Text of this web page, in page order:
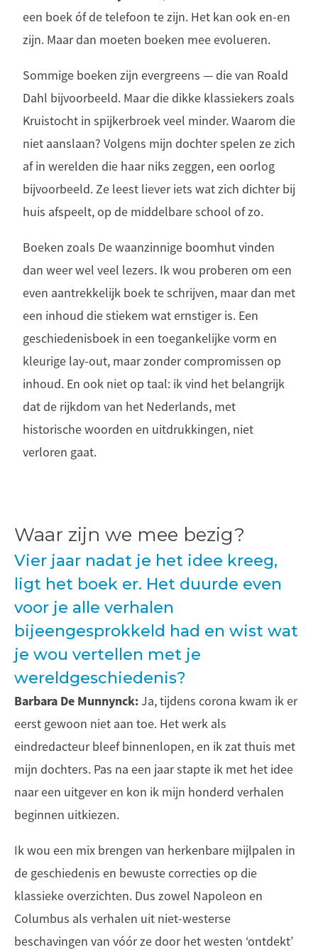
een boek óf de telefoon te zijn. Het kan ook en-en
zijn. Maar dan moeten boeken mee evolueren.
Sommige boeken zijn evergreens — die van Roald
Dahl bijvoorbeeld. Maar die dikke klassiekers zoals
Kruistocht in spijkerbroek veel minder. Waarom die
niet aanslaan? Volgens mijn dochter spelen ze zich
af in werelden die haar niks zeggen, een oorlog
bijvoorbeeld. Ze leest liever iets wat zich dichter bij
huis afspeelt, op de middelbare school of zo.
Boeken zoals De waanzinnige boomhut vinden
dan weer wel veel lezers. Ik wou proberen om een
even aantrekkelijk boek te schrijven, maar dan met
een inhoud die stiekem wat ernstiger is. Een
geschiedenisboek in een toegankelijke vorm en
kleurige lay-out, maar zonder compromissen op
inhoud. En ook niet op taal: ik vind het belangrijk
dat de rijkdom van het Nederlands, met
historische woorden en uitdrukkingen, niet
verloren gaat.
Waar zijn we mee bezig?
Vier jaar nadat je het idee kreeg,
ligt het boek er. Het duurde even
voor je alle verhalen
bijeengesprokkeld had en wist wat
je wou vertellen met je
wereldgeschiedenis?
Barbara De Munnynck:Ja, tijdens corona kwam ik er
eerst gewoon niet aan toe. Het werk als
eindredacteur bleef binnenlopen, en ik zat thuis met
mijn dochters. Pas na een jaar stapte ik met het idee
naar een uitgever en kon ik mijn honderd verhalen
beginnen uitkiezen.
Ik wou een mix brengen van herkenbare mijlpalen in
de geschiedenis en bewuste correcties op die
klassieke overzichten. Dus zowel Napoleon en
Columbus als verhalen uit niet-westerse
beschavingen van vóór ze door het westen ‘ontdekt’